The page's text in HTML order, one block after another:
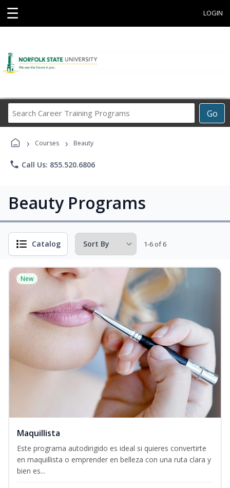
☰ LOGIN
Go
Career
› Courses › Beauty
phone Call Us: 855.520.6806
Beauty Programs
Catalog 1-6 of 6
New
Maquillista
Este programa autodirigido es ideal si quieres convertirte
en maquillista o emprender en belleza con una ruta clara y
bien es...